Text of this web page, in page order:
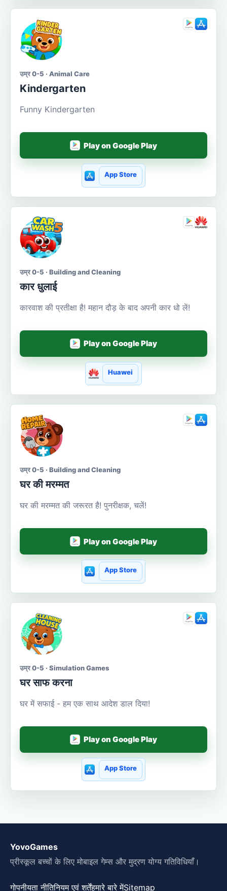
उम्र 0-5 · Animal Care
Kindergarten
Funny Kindergarten
Play on Google Play
App Store
उम्र 0-5 · Building and Cleaning
कार धुलाई
कारवाश की प्रतीक्षा है! महान दौड़ के बाद अपनी कार धो लें!
Play on Google Play
Huawei
उम्र 0-5 · Building and Cleaning
घर की मरम्मत
घर की मरम्मत की जरूरत है! पुनरीक्षक, चलें!
Play on Google Play
App Store
उम्र 0-5 · Simulation Games
घर साफ करना
घर में सफाई - हम एक साथ आदेश डाल दिया!
Play on Google Play
App Store
YovoGames
प्रीस्कूल बच्चों के लिए मोबाइल गेम्स और मुद्रण योग्य गतिविधियाँ।
गोपनीयता नीतिनियम एवं शर्तेंहमारे बारे मेंSitemap